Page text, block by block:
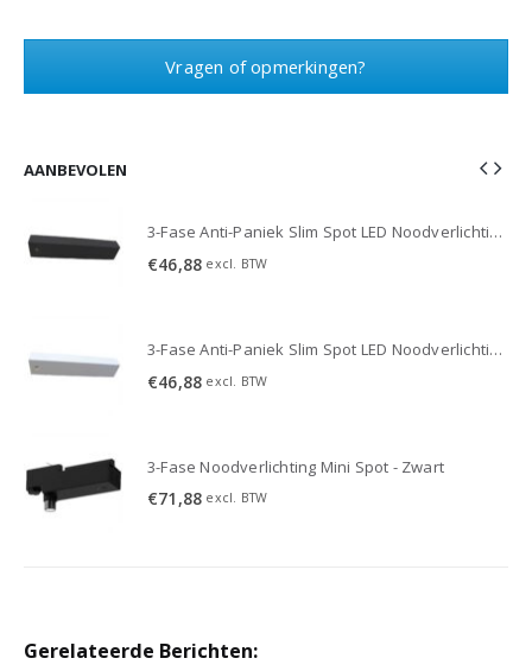
Vragen of opmerkingen?
AANBEVOLEN
3-Fase Anti-Paniek Slim Spot LED Noodverlichting 3W - Zwart
€46,88 excl. BTW
3-Fase Anti-Paniek Slim Spot LED Noodverlichting 3W - Wit
€46,88 excl. BTW
3-Fase Noodverlichting Mini Spot - Zwart
€71,88 excl. BTW
Gerelateerde Berichten: